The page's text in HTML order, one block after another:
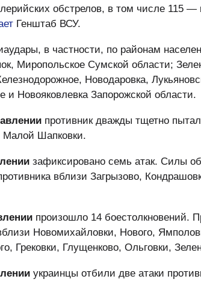
обстрелов, в том числе 115 —
Генштаб ВСУ.
в частности, по районам
Миропольское Сумской области;
Новодаровка,
и Новояковлевка Запорожской области.
противник дважды тщетно
Малой Шапковки.
зафиксировано семь атак. Силы
вблизи Загрызово,
произошло 14 боестолкновений.
Новомихайловки, Нового,
Грековки, Глущенково, Ольговки,
украинцы отбили две атаки